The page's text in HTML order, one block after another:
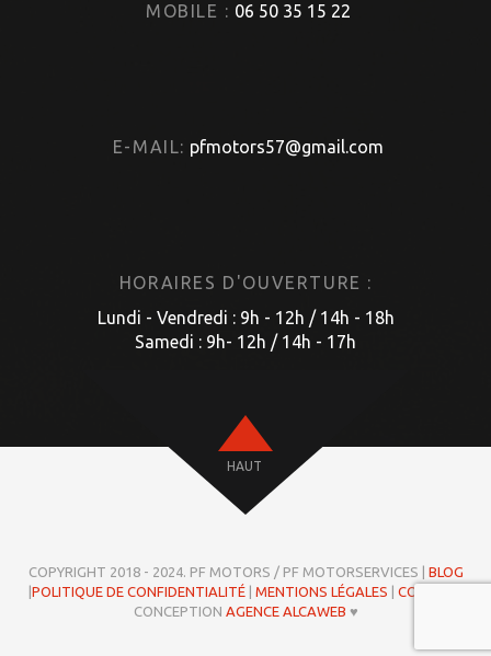
MOBILE : 06 50 35 15 22
E-MAIL: pfmotors57@gmail.com
HORAIRES D'OUVERTURE :
Lundi - Vendredi : 9h - 12h / 14h - 18h
Samedi : 9h- 12h / 14h - 17h
HAUT
COPYRIGHT 2018 - 2024. PF MOTORS / PF MOTORSERVICES | BLOG
POLITIQUE DE CONFIDENTIALITÉ| MENTIONS LÉGALES COOKIES
CONCEPTION AGENCE ALCAWEB ♥